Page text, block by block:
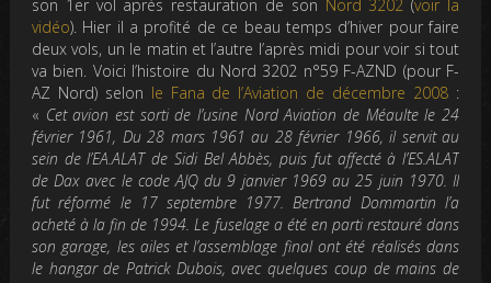
son 1er vol après restauration de son Nord 3202 (voir la
vidéo). Hier il a profité de ce beau temps d’hiver pour faire
deux vols, un le matin et l’autre l’après midi pour voir si tout
va bien. Voici l’histoire du Nord 3202 n°59 F-AZND (pour F-
AZ Nord) selon le Fana de l’Aviation de décembre 2008 :
« Cet avion est sorti de l’usine Nord Aviation de Méaulte le 24
février 1961, Du 28 mars 1961 au 28 février 1966, il servit au
sein de l’EA.ALAT de Sidi Bel Abbès, puis fut affecté à l’ES.ALAT
de Dax avec le code AJQ du 9 janvier 1969 au 25 juin 1970. Il
fut réformé le 17 septembre 1977. Bertrand Dommartin l’a
acheté à la fin de 1994. Le fuselage a été en parti restauré dans
son garage, les ailes et l’assemblage final ont été réalisés dans
le hangar de Patrick Dubois, avec quelques coup de mains de